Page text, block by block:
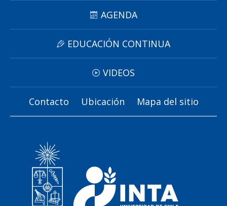
AGENDA
EDUCACIÓN CONTINUA
VIDEOS
Contacto Ubicación Mapa del sitio